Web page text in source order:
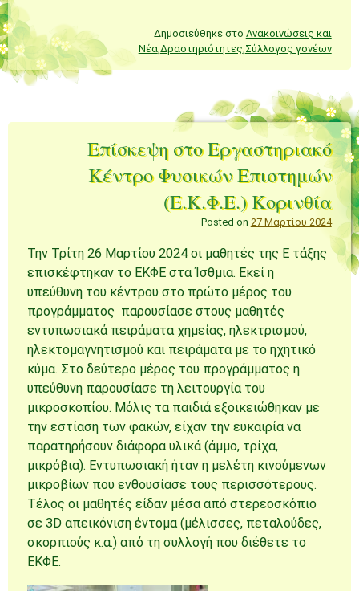
Δημοσιεύθηκε στο Ανακοινώσεις και
Νέα,Δραστηριότητες,Σύλλογος γονέων
Επίσκεψη στο Εργαστηριακό
Κέντρο Φυσικών Επιστημών
(Ε.Κ.Φ.Ε.) Κορινθία
Posted on 27 Μαρτίου 2024
Την Τρίτη 26 Μαρτίου 2024 οι μαθητές της Ε τάξης
επισκέφτηκαν το ΕΚΦΕ στα Ίσθμια. Εκεί η
υπεύθυνη του κέντρου στο πρώτο μέρος του
προγράμματος παρουσίασε στους μαθητές
εντυπωσιακά πειράματα χημείας, ηλεκτρισμού,
ηλεκτομαγνητισμού και πειράματα με το ηχητικό
κύμα. Στο δεύτερο μέρος του προγράμματος η
υπεύθυνη παρουσίασε τη λειτουργία του
μικροσκοπίου. Μόλις τα παιδιά εξοικειώθηκαν με
την εστίαση των φακών, είχαν την ευκαιρία να
παρατηρήσουν διάφορα υλικά (άμμο, τρίχα,
μικρόβια). Εντυπωσιακή ήταν η μελέτη κινούμενων
μικροβίων που ενθουσίασε τους περισσότερους.
Τέλος οι μαθητές είδαν μέσα από στερεοσκόπιο
σε 3D απεικόνιση έντομα (μέλισσες, πεταλούδες,
σκορπιούς κ.α.) από τη συλλογή που διέθετε το
ΕΚΦΕ.